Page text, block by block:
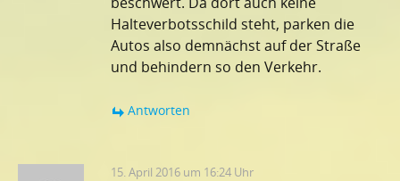
Halteverbotsschild steht, parken die
Autos also demnächst auf der Straße
und behindern so den Verkehr.
Antworten
15. April 2016 um 16:24 Uhr